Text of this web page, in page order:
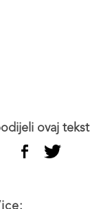
podijeli ovaj tekst